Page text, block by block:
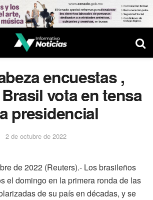
encuestas ,
vota en tensa
presidencial
2 de octubre de 2022
de 2022 (Reuters).- Los brasileños
el domingo en la primera ronda de las
de su país en décadas, y se